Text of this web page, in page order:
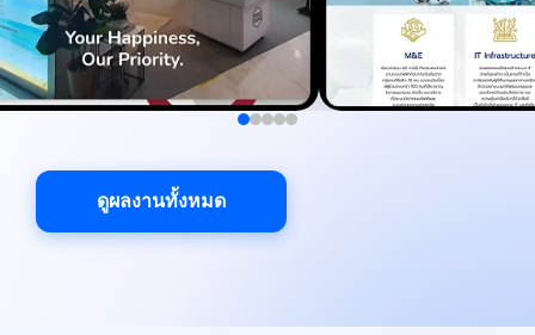
ดูผลงานทั้งหมด